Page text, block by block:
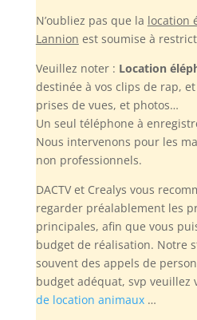
N’oubliez pas que la location
Lannion est soumise à
Veuillez noter : Location
destinée à vos clips de rap,
prises de vues, et photos…
Un seul téléphone à
Nous intervenons pour les
non professionnels.
DACTV et Crealys vous
regarder préalablement les
principales, afin que vous
budget de réalisation. Notre
souvent des appels de
budget adéquat, svp veuillez
de location animaux…